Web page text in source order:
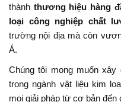
thành thương hiệu hàng
loại công nghiệp chất
trường nội địa mà còn
Á.
Chúng tôi mong muốn
trong ngành vật liệu kim
mọi giải pháp từ cơ bản đến